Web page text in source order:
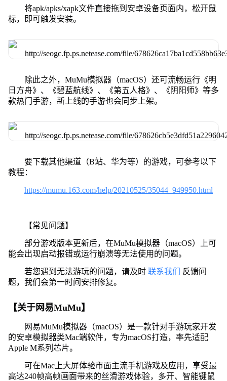
将apk/apks/xapk文件直接拖到安卓设备页面内，松开鼠
标，即可触发安装。
除此之外，MuMu模拟器（macOS）还可流畅运行《明
日方舟》、《碧蓝航线》、《第五人格》、《阴阳师》等多
款热门手游，新上线的手游也会同步上架。
要下载其他渠道（B站、华为等）的游戏，可参考以下
教程：
https://mumu.163.com/help/20210525/35044_949950.html
【常见问题】
部分游戏版本更新后，在MuMu模拟器（macOS）上可
能会出现启动报错或运行崩溃等无法使用的问题。
若您遇到无法游玩的问题，请及时 联系我们
反馈问
题，我们会第一时间安排修复。
【关于网易MuMu】
网易MuMu模拟器（macOS）是一款针对手游玩家开发
的安卓模拟器类Mac端软件，专为macOS打造，率先适配
Apple M系列芯片。
可在Mac上大屏体验市面主流手机游戏及应用，享受最
高达240帧高帧画面带来的丝滑游戏体验，多开、智能键鼠